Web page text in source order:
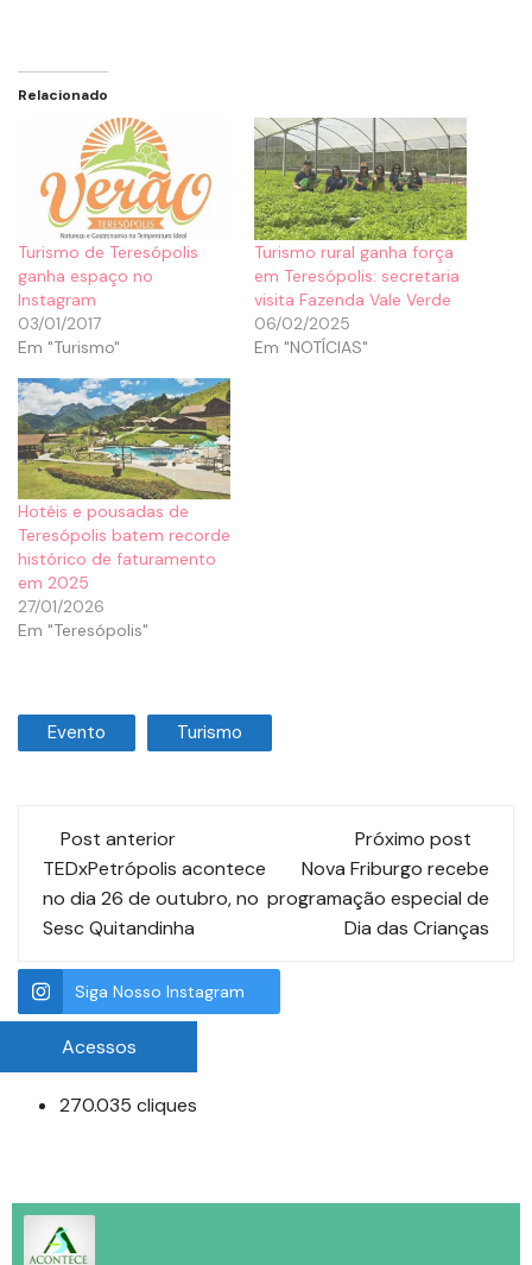
Relacionado
Turismo de Teresópolis
ganha espaço no
Instagram
03/01/2017
Em "Turismo"
Turismo rural ganha força
em Teresópolis: secretaria
visita Fazenda Vale Verde
06/02/2025
Em "NOTÍCIAS"
Hotéis e pousadas de
Teresópolis batem recorde
histórico de faturamento
em 2025
27/01/2026
Em "Teresópolis"
Evento Turismo
Post anterior
TEDxPetrópolis acontece
no dia 26 de outubro, no
Sesc Quitandinha
Próximo post
Nova Friburgo recebe
programação especial de
Dia das Crianças
Siga Nosso Instagram
Acessos
270.035 cliques